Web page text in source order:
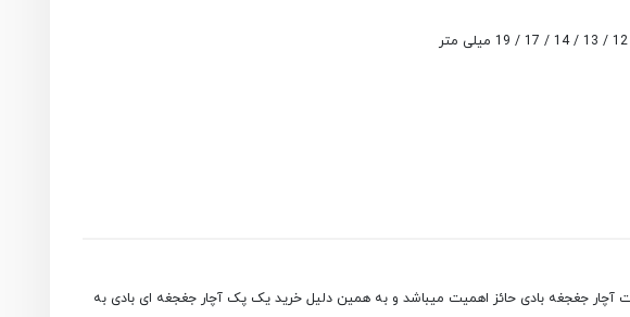
آچار جغجغه بادی حائز اهمیت میباشد و به همین دلیل خرید یک پک آچار جغجغه ای بادی به